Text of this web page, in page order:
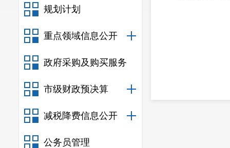
规划计划
重点领域信息公开
政府采购及购买服务
市级财政预决算
减税降费信息公开
公务员管理